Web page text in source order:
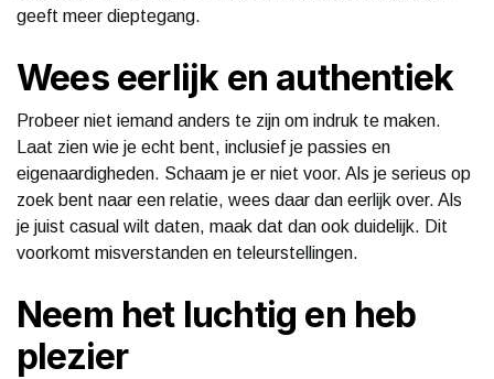
geeft meer dieptegang.
Wees eerlijk en authentiek
Probeer niet iemand anders te zijn om indruk te maken.
Laat zien wie je echt bent, inclusief je passies en
eigenaardigheden. Schaam je er niet voor. Als je serieus op
zoek bent naar een relatie, wees daar dan eerlijk over. Als
je juist casual wilt daten, maak dat dan ook duidelijk. Dit
voorkomt misverstanden en teleurstellingen.
Neem het luchtig en heb
plezier